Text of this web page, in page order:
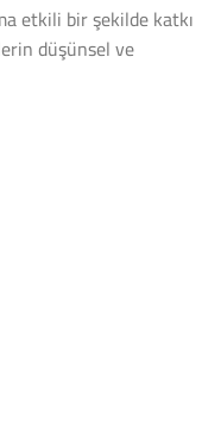
etkili bir şekilde katkı
düşünsel ve